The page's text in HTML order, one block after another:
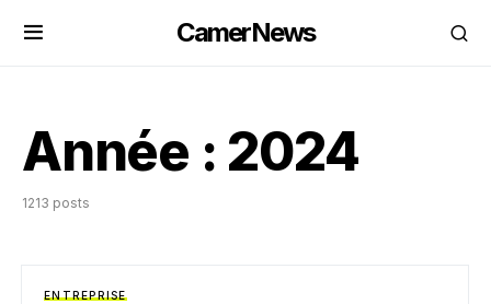
CamerNews
Année : 2024
1213 posts
ENTREPRISE